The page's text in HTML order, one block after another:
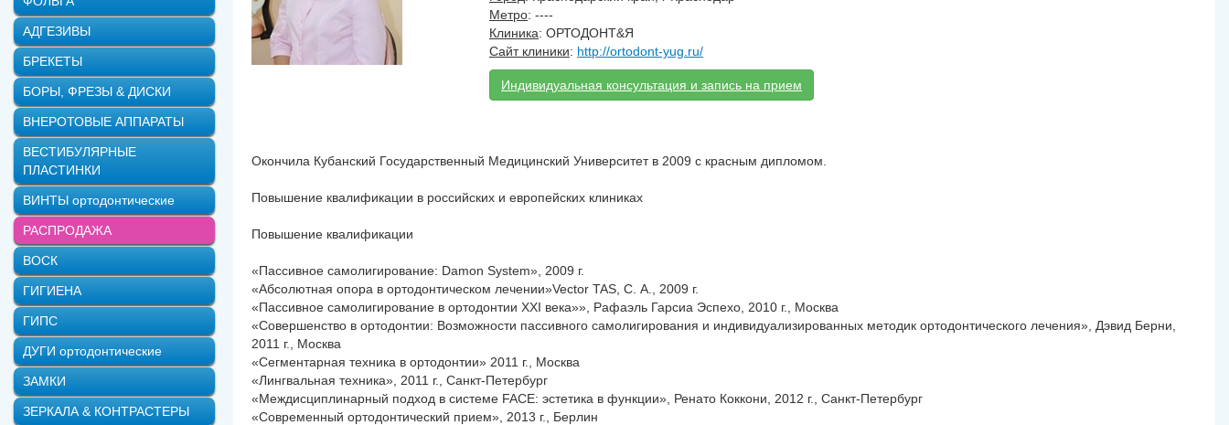
Метро: ----
Клиника: ОРТОДОНТ&Я
Сайт клиники: http://ortodont-yug.ru/
Индивидуальная консультация и запись на прием
Окончила Кубанский Государственный Медицинский Университет в 2009 с красным дипломом.
Повышение квалификации в российских и европейских клиниках
Повышение квалификации
«Пассивное самолигирование: Damon System», 2009 г.
«Абсолютная опора в ортодонтическом лечении»Vector TAS, С. А., 2009 г.
«Пассивное самолигирование в ортодонтии XXI века»», Рафаэль Гарсиа Эспехо, 2010 г., Москва
«Совершенство в ортодонтии: Возможности пассивного самолигирования и индивидуализированных методик ортодонтического лечения», Дэвид Берни,
2011 г., Москва
«Сегментарная техника в ортодонтии» 2011 г., Москва
«Лингвальная техника», 2011 г., Санкт-Петербург
«Междисциплинарный подход в системе FACE: эстетика в функции», Ренато Коккони, 2012 г., Санкт-Петербург
«Современный ортодонтический прием», 2013 г., Берлин
АДГЕЗИВЫ
БРЕКЕТЫ
БОРЫ, ФРЕЗЫ & ДИСКИ
ВНЕРОТОВЫЕ АППАРАТЫ
ВЕСТИБУЛЯРНЫЕ
ПЛАСТИНКИ
ВИНТЫ ортодонтические
РАСПРОДАЖА
ВОСК
ГИГИЕНА
ГИПС
ДУГИ ортодонтические
ЗАМКИ
ЗЕРКАЛА & КОНТРАСТЕРЫ